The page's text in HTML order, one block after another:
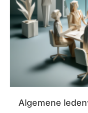
Algemene